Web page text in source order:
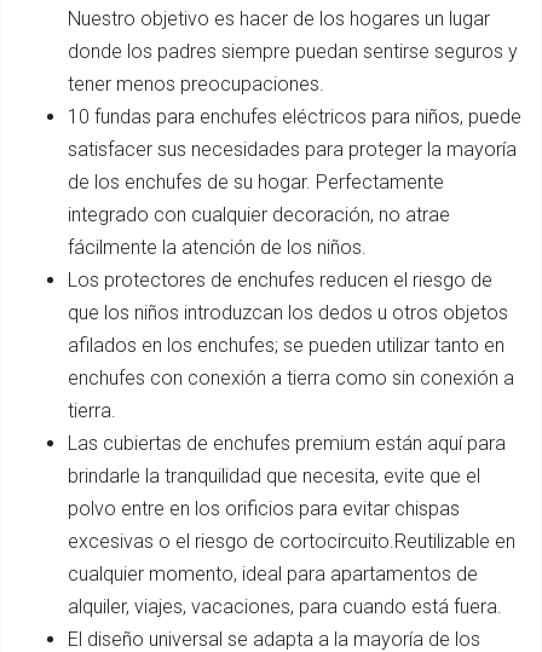
Nuestro objetivo es hacer de los hogares un lugar
donde los padres siempre puedan sentirse seguros y
tener menos preocupaciones.
10 fundas para enchufes eléctricos para niños, puede
satisfacer sus necesidades para proteger la mayoría
de los enchufes de su hogar. Perfectamente
integrado con cualquier decoración, no atrae
fácilmente la atención de los niños.
Los protectores de enchufes reducen el riesgo de
que los niños introduzcan los dedos u otros objetos
afilados en los enchufes; se pueden utilizar tanto en
enchufes con conexión a tierra como sin conexión a
tierra.
Las cubiertas de enchufes premium están aquí para
brindarle la tranquilidad que necesita, evite que el
polvo entre en los orificios para evitar chispas
excesivas o el riesgo de cortocircuito.Reutilizable en
cualquier momento, ideal para apartamentos de
alquiler, viajes, vacaciones, para cuando está fuera.
El diseño universal se adapta a la mayoría de los